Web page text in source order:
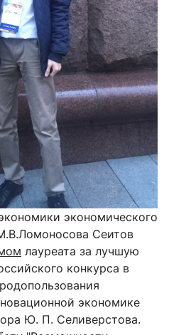
экономического
Сеитов
лауреата за лучшую
конкурса в
экономике
Ю. П. Селиверстова.